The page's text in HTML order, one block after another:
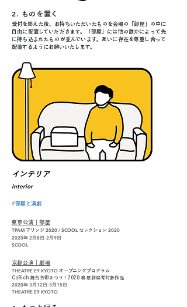
2. ものを置く
受付を終えた後、お持ちいただいたものを会場の「部屋」の中に
自由に配置していただきます。「部屋」には他の誰かによって先
に持ち込まれたものが並んでいます。互いに存在を尊重し合って
配置するようにお願いいたします。
インテリア
Interior
#部屋と演劇
東京公演｜部屋
TPAM フリンジ 2020 / SCOOL セレクション 2020
2020年 2月8日-2月9日
SCOOL
京都公演｜劇場
THEATRE E9 KYOTO オープニングプログラム
CoRich 舞台芸術まつり！2020 春 最終選考対象作品
2020年 ​3月12日-3月15日
THEATRE E9 KYOTO